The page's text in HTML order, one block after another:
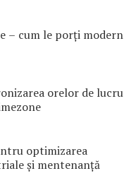
– cum le porți modern
orelor de lucru
optimizarea
și mentenanță